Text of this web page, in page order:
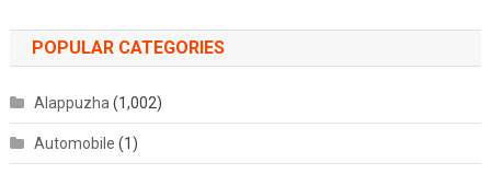
POPULAR CATEGORIES
Alappuzha(1,002)
Automobile (1)